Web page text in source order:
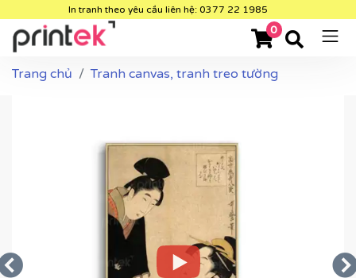
In tranh theo yêu cầu liên hệ: 0377 22 1985
0
Trang chủ Tranh canvas, tranh treo tường